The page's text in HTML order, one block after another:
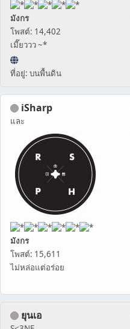
มังกร
โพสต์: 14,402
เมี๊ยววว ~*
ที่อยู่: บนพื้นดิน
iSharp
และ
มังกร
โพสต์: 15,611
ไม่หล่อแต่อร่อย
ยุนเอ